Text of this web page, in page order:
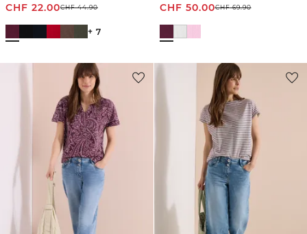
CHF 22.00CHF44.90
+ 7
CHF 50.00CHF69.90